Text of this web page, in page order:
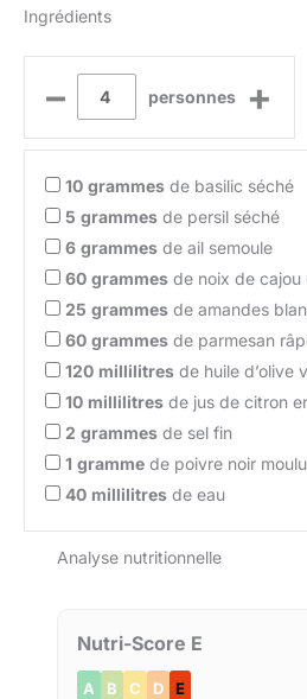
Ingrédients
– personnes +
10 grammes de basilic séché
5 grammes de persil séché
6 grammes de ail semoule
60 grammes de noix de cajou
25 grammes de amandes
60 grammes de parmesan
120 millilitres de huile d’olive
10 millilitres de jus de citron
2 grammes de sel fin
1 gramme de poivre noir moulu
40 millilitres de eau
Analyse nutritionnelle
Nutri-Score E
A B C D E